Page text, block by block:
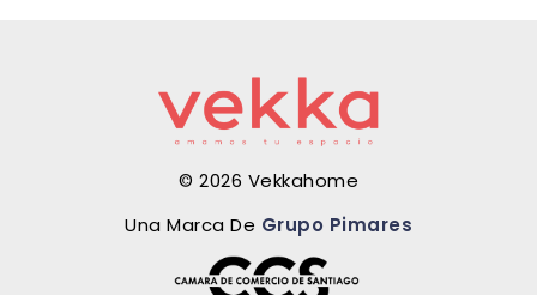
© 2026 Vekkahome
Una Marca De Grupo Pimares